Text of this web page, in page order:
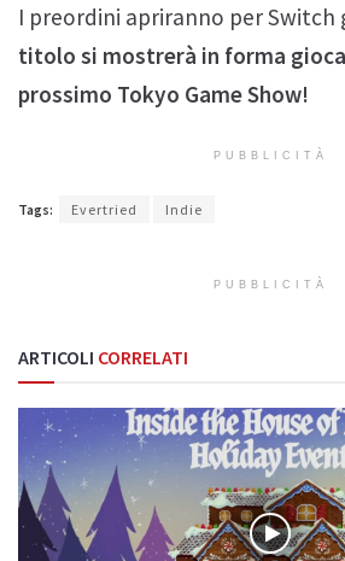
I preordini apriranno per Switch
titolo si mostrerà in forma
prossimo Tokyo Game Show!
PUBBLICITÀ
Tags: Evertried Indie
PUBBLICITÀ
ARTICOLI CORRELATI